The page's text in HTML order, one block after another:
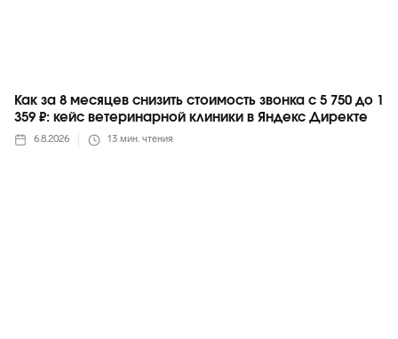
Как за 8 месяцев снизить стоимость звонка с 5 750 до 1
359 ₽: кейс ветеринарной клиники в Яндекс Директе
6.8.2026 13 мин. чтения